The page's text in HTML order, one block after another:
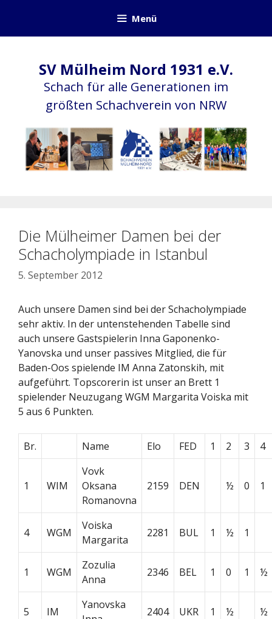
springen
Menü
SV Mülheim Nord 1931 e.V.
Schach für alle Generationen im
größten Schachverein von NRW
Die Mülheimer Damen bei der
Schacholympiade in Istanbul
5. September 2012
Auch unsere Damen sind bei der Schacholympiade
sehr aktiv. In der untenstehenden Tabelle sind
auch unsere Gastspielerin Inna Gaponenko-
Yanovska und unser passives Mitglied, die für
Baden-Oos spielende IM Anna Zatonskih, mit
aufgeführt. Topscorerin ist unser an Brett 1
spielender Neuzugang WGM Margarita Voiska mit
5 aus 6 Punkten.
Br. Name Elo FED 1 2 3 4
1 WIM
Vovk
Oksana
Romanovna
2159 DEN ½ 0 1
4 WGM
Voiska
Margarita
2281 BUL 1 ½ 1
1 WGM
Zozulia
Anna
2346 BEL 1 0 1 ½
5 IM
Yanovska
2404 UKR 1 ½ ½